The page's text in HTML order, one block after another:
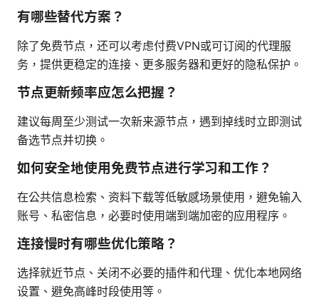
有哪些替代方案？
除了免费节点，还可以考虑付费VPN或可订阅的代理服
务，提供更稳定的连接、更多服务器和更好的隐私保护。
节点更新频率应怎么把握？
建议每周至少测试一次新来源节点，遇到掉线时立即测试
备选节点并切换。
如何安全地使用免费节点进行学习和工作？
在公共信息检索、资料下载等低敏感场景使用，避免输入
账号、私密信息，必要时使用端到端加密的应用程序。
连接慢时有哪些优化策略？
选择就近节点、关闭不必要的插件和代理、优化本地网络
设置、避免高峰时段使用等。